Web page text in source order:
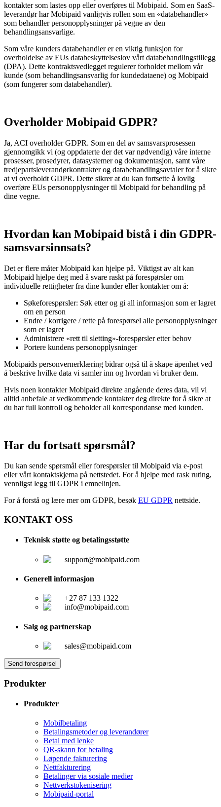
kontakter som lastes opp eller overføres til Mobipaid. Som en SaaS-
leverandør har Mobipaid vanligvis rollen som en «databehandler»
som behandler personopplysninger på vegne av den
behandlingsansvarlige.
Som våre kunders databehandler er en viktig funksjon for
overholdelse av EUs databeskyttelseslov vårt databehandlingstillegg
(DPA). Dette kontraktsvedlegget regulerer forholdet mellom vår
kunde (som behandlingsansvarlig for kundedataene) og Mobipaid
(som fungerer som databehandler).
Overholder Mobipaid GDPR?
Ja, ACI overholder GDPR. Som en del av samsvarsprosessen
gjennomgikk vi (og oppdaterte der det var nødvendig) våre interne
prosesser, prosedyrer, datasystemer og dokumentasjon, samt våre
tredjepartsleverandørkontrakter og databehandlingsavtaler for å sikre
at vi overholdt GDPR. Dette sikrer at du kan fortsette å lovlig
overføre EUs personopplysninger til Mobipaid for behandling på
dine vegne.
Hvordan kan Mobipaid bistå i din GDPR-
samsvarsinnsats?
Det er flere måter Mobipaid kan hjelpe på. Viktigst av alt kan
Mobipaid hjelpe deg med å svare raskt på forespørsler om
individuelle rettigheter fra dine kunder eller kontakter om å:
Søkeforespørsler: Søk etter og gi all informasjon som er lagret
om en person
Endre / korrigere / rette på forespørsel alle personopplysninger
som er lagret
Administrere «rett til sletting»-forespørsler etter behov
Portere kundens personopplysninger
Mobipaids personvernerklæring bidrar også til å skape åpenhet ved
å beskrive hvilke data vi samler inn og hvordan vi bruker dem.
Hvis noen kontakter Mobipaid direkte angående deres data, vil vi
alltid anbefale at vedkommende kontakter deg direkte for å sikre at
du har full kontroll og beholder all korrespondanse med kunden.
Har du fortsatt spørsmål?
Du kan sende spørsmål eller forespørsler til Mobipaid via e-post
eller vårt kontaktskjema på nettstedet. For å hjelpe med rask ruting,
vennligst legg til GDPR i emnelinjen.
For å forstå og lære mer om GDPR, besøk EU GDPR nettside.
KONTAKT OSS
Teknisk støtte og betalingsstøtte
support@mobipaid.com
Generell informasjon
+27 87 133 1322
info@mobipaid.com
Salg og partnerskap
sales@mobipaid.com
Send forespørsel
Produkter
Produkter
Mobilbetaling
Betalingsmetoder og leverandører
Betal med lenke
QR-skann for betaling
Løpende fakturering
Nettfakturering
Betalinger via sosiale medier
Nettverkstokenisering
Mobipaid-portal